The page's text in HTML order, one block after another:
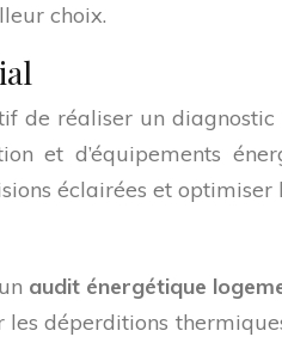
choix.
de réaliser un
et d’équipements
éclairées et optimiser
audit énergétique
déperditions